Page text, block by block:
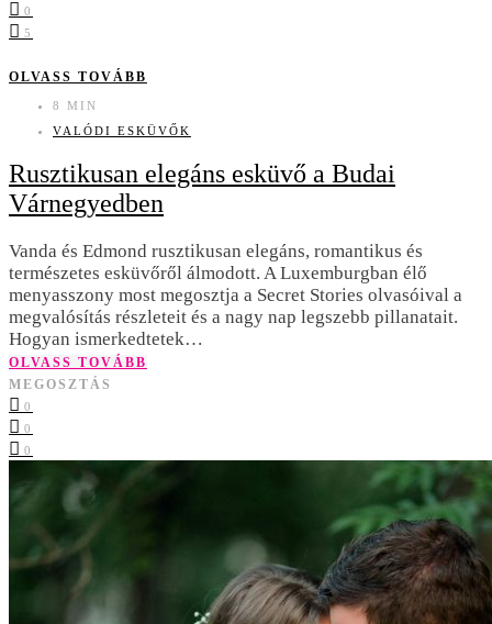
0
5
OLVASS TOVÁBB
8 MIN
VALÓDI ESKÜVŐK
Rusztikusan elegáns esküvő a Budai
Várnegyedben
Vanda és Edmond rusztikusan elegáns, romantikus és
természetes esküvőről álmodott. A Luxemburgban élő
menyasszony most megosztja a Secret Stories olvasóival a
megvalósítás részleteit és a nagy nap legszebb pillanatait.
Hogyan ismerkedtetek…
OLVASS TOVÁBB
MEGOSZTÁS
0
0
0